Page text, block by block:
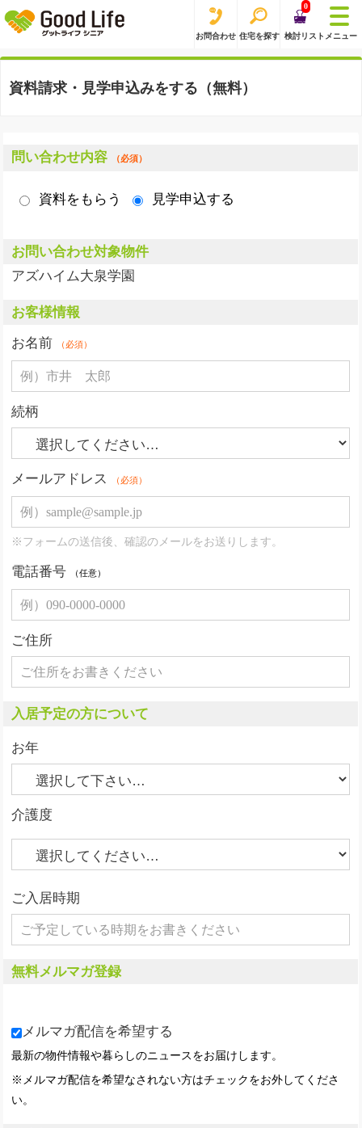
お問合わせ 住宅を探す
0
検討リスト メニュー
資料請求・見学申込みをする（無料）
問い合わせ内容 （必須）
資料をもらう 見学申込する
お問い合わせ対象物件
アズハイム大泉学園
お客様情報
お名前
（必須）
続柄
メールアドレス （必須）
※フォームの送信後、確認のメールをお送りします。
電話番号 （任意）
ご住所
入居予定の方について
お年
介護度
ご入居時期
無料メルマガ登録
メルマガ配信を希望する
最新の物件情報や暮らしのニュースをお届けします。
※メルマガ配信を希望なされない方はチェックをお外してくださ
い。